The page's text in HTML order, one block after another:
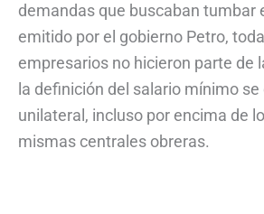
demandas que buscaban tumbar
emitido por el gobierno Petro,
empresarios no hicieron parte de
la definición del salario mínimo
unilateral, incluso por encima de
mismas centrales obreras.